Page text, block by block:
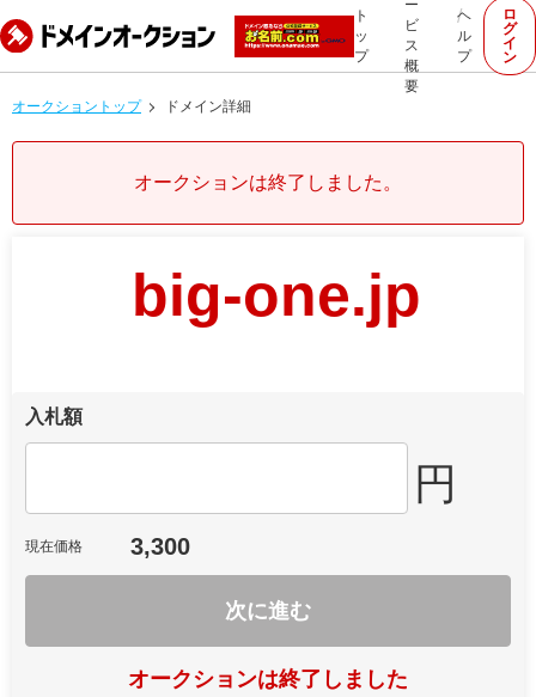
ト
ッ
プ
ー
ビ
ス
概
要
ヘ
ル
プ
ロ
グ
イ
ン
オークショントップ ドメイン詳細
オークションは終了しました。
big-one.jp
入札額
円
現在価格 3,300
次に進む
オークションは終了しました